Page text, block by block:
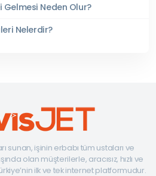
Gelmesi Neden Olur?
Nelerdir?
sunan, işinin erbabı tüm ustaları ve
olan müşterilerle, aracısız, hızlı ve
ilk ve tek internet platformudur.